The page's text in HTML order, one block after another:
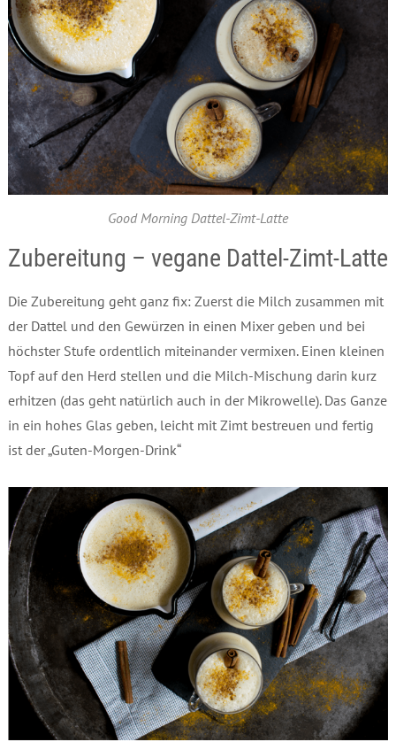
Good Morning Dattel-Zimt-Latte
Zubereitung – vegane Dattel-Zimt-Latte
Die Zubereitung geht ganz fix: Zuerst die Milch zusammen mit
der Dattel und den Gewürzen in einen Mixer geben und bei
höchster Stufe ordentlich miteinander vermixen. Einen kleinen
Topf auf den Herd stellen und die Milch-Mischung darin kurz
erhitzen (das geht natürlich auch in der Mikrowelle). Das Ganze
in ein hohes Glas geben, leicht mit Zimt bestreuen und fertig
ist der „Guten-Morgen-Drink“